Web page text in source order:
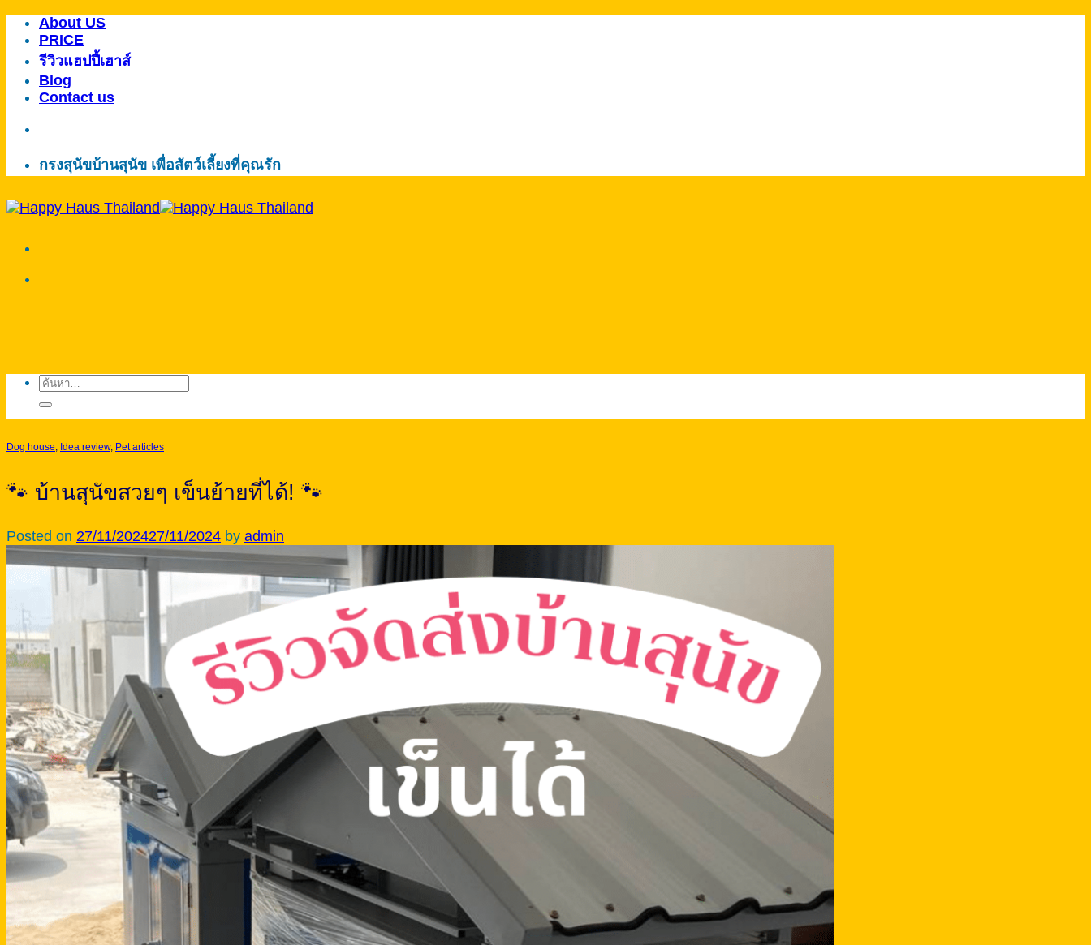
ข้าม
เนื้อหา
About US
PRICE
รีวิวแฮปปี้เฮาส์
Blog
Contact us
กรงสุนัขบ้านสุนัข เพื่อสัตว์เลี้ยงที่คุณรัก
ค้นหา:
Dog house Idea review, Pet articles
🐾 บ้านสุนัขสวยๆ เข็นย้ายที่ได้! 🐾
Posted on 27/11/202427/11/2024 by admin